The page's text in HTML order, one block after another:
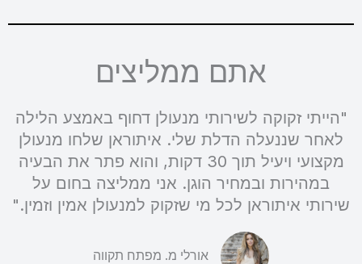
אתם ממליצים
"הייתי זקוקה לשירותי מנעולן דחוף באמצע הלילה
לאחר שננעלה הדלת שלי. איתוראן שלחו מנעולן
מקצועי ויעיל תוך 30 דקות, והוא פתר את הבעיה
במהירות ובמחיר הוגן. אני ממליצה בחום על
שירותי איתוראן לכל מי שזקוק למנעולן אמין וזמין."
אורלי מ. מפתח תקווה